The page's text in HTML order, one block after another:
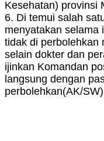
Kesehatan) provinsi
6. Di temui salah
menyatakan selama
tidak di perbolehkan
selain dokter dan
ijinkan Komandan
langsung dengan
perbolehkan(AK/